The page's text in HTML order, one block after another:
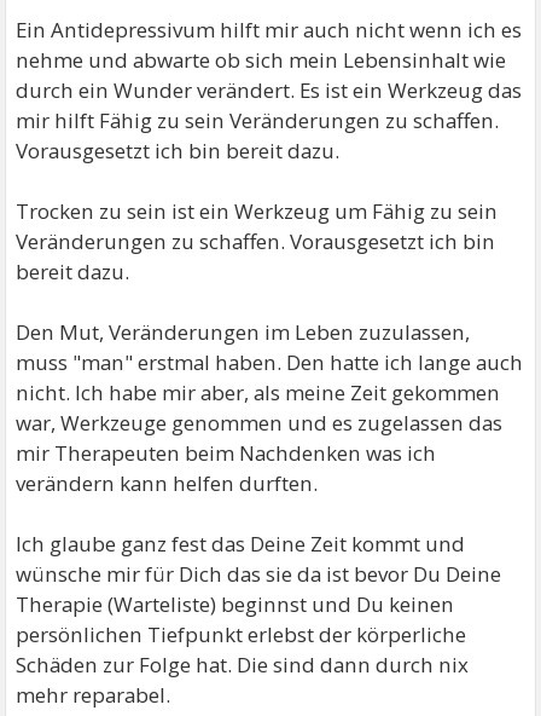
Ein Antidepressivum hilft mir auch nicht wenn ich es
nehme und abwarte ob sich mein Lebensinhalt wie
durch ein Wunder verändert. Es ist ein Werkzeug das
mir hilft Fähig zu sein Veränderungen zu schaffen.
Vorausgesetzt ich bin bereit dazu.
Trocken zu sein ist ein Werkzeug um Fähig zu sein
Veränderungen zu schaffen. Vorausgesetzt ich bin
bereit dazu.
Den Mut, Veränderungen im Leben zuzulassen,
muss "man" erstmal haben. Den hatte ich lange auch
nicht. Ich habe mir aber, als meine Zeit gekommen
war, Werkzeuge genommen und es zugelassen das
mir Therapeuten beim Nachdenken was ich
verändern kann helfen durften.
Ich glaube ganz fest das Deine Zeit kommt und
wünsche mir für Dich das sie da ist bevor Du Deine
Therapie (Warteliste) beginnst und Du keinen
persönlichen Tiefpunkt erlebst der körperliche
Schäden zur Folge hat. Die sind dann durch nix
mehr reparabel.